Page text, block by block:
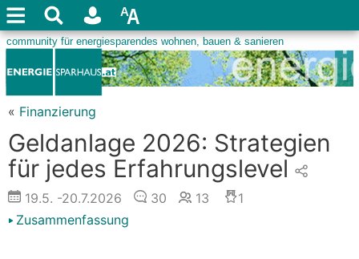
« Finanzierung
Geldanlage 2026: Strategien
für jedes Erfahrungslevel
19.5. -20.7.2026 30 13
1
Zusammenfassung